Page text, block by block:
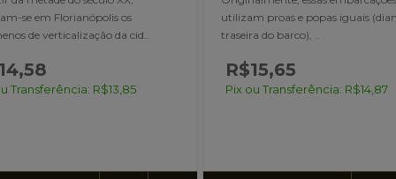
proas e popas iguais (dianteira e
do barco), ..
Transferência: R$14,87
se consolidar em nosso estado.
Catarina era um excelen..